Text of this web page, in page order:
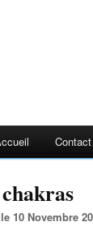
Contact
le 10 Novembre